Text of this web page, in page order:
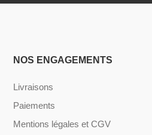
NOS ENGAGEMENTS
Livraisons
Paiements
Mentions légales et CGV